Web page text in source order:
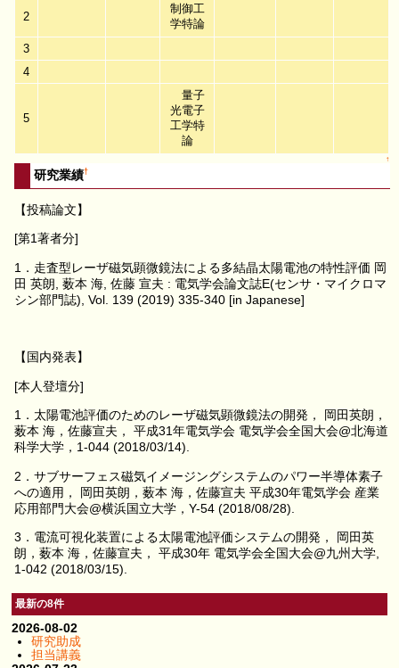
2
制御工
学特論
3
4
5
量子
光電子
工学特
論
↑
研究業績†
【投稿論文】
[第1著者分]
1．走査型レーザ磁気顕微鏡法による多結晶太陽電池の特性評価 岡
田 英朗, 薮本 海, 佐藤 宣夫 : 電気学会論文誌E(センサ・マイクロマ
シン部門誌), Vol. 139 (2019) 335-340 [in Japanese]
【国内発表】
[本人登壇分]
1．太陽電池評価のためのレーザ磁気顕微鏡法の開発， 岡田英朗，
薮本 海，佐藤宣夫， 平成31年電気学会 電気学会全国大会@北海道
科学大学，1-044 (2018/03/14).
2．サブサーフェス磁気イメージングシステムのパワー半導体素子
への適用， 岡田英朗，薮本 海，佐藤宣夫 平成30年電気学会 産業
応用部門大会@横浜国立大学，Y-54 (2018/08/28).
3．電流可視化装置による太陽電池評価システムの開発， 岡田英
朗，薮本 海，佐藤宣夫， 平成30年 電気学会全国大会@九州大学,
1-042 (2018/03/15).
最新の8件
2026-08-02
研究助成
担当講義